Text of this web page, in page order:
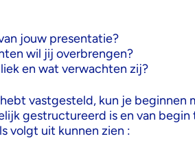
jouw presentatie?
wil jij overbrengen?
en wat verwachten zij?
vastgesteld, kun je beginnen
gestructureerd is en van begin
volgt uit kunnen zien :